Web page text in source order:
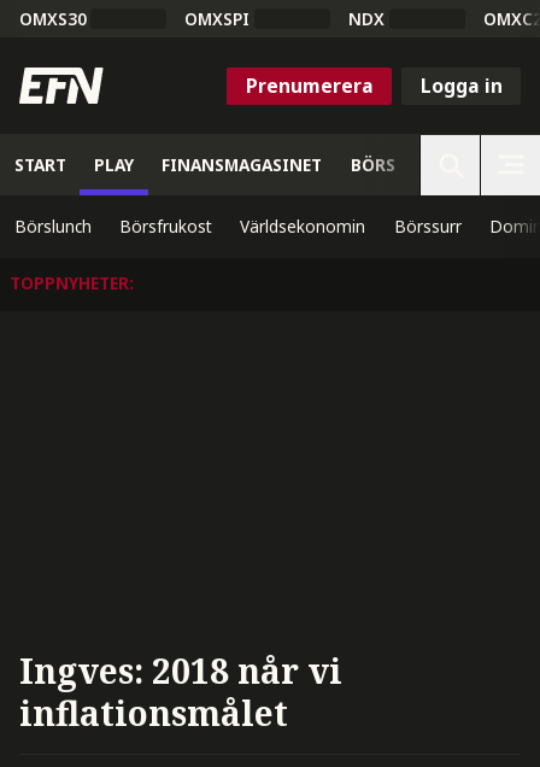
OMXS30 OMXSPI NDX
Prenumerera Logga in
START PLAY FINANSMAGASINET BÖRS
Börslunch Börsfrukost Världsekonomin Börssurr
TOPPNYHETER:
Ingves: 2018 når vi
inflationsmålet